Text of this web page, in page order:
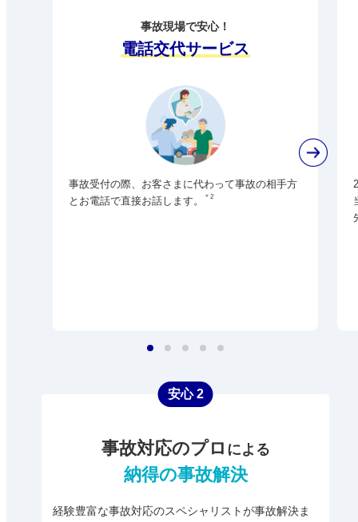
事故現場で安心！
電話交代サービス
事故受付の際、お客さまに代わって事故の相手方
とお電話で直接お話します。
＊2
安心 2
事故対応のプロ による
納得の事故解決
経験豊富な事故対応のスペシャリストが事故解決ま